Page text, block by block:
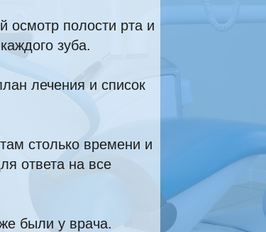
осмотр полости рта и
зуба.
лечения и список
столько времени и
ответа на все
были у врача.